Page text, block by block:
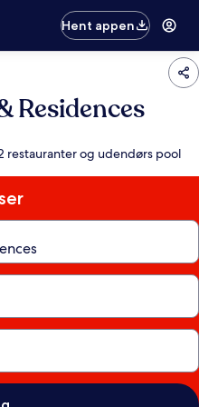
Hent appen
Residences
restauranter og udendørs pool